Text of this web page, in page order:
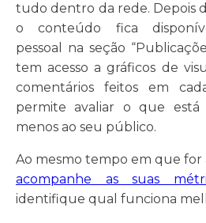
tudo dentro da rede. Depois
o conteúdo fica
pessoal na seção
tem acesso a gráficos de
comentários feitos em
permite avaliar o que está
menos ao seu público.
Ao mesmo tempo em que for
acompanhe as suas
identifique qual funciona